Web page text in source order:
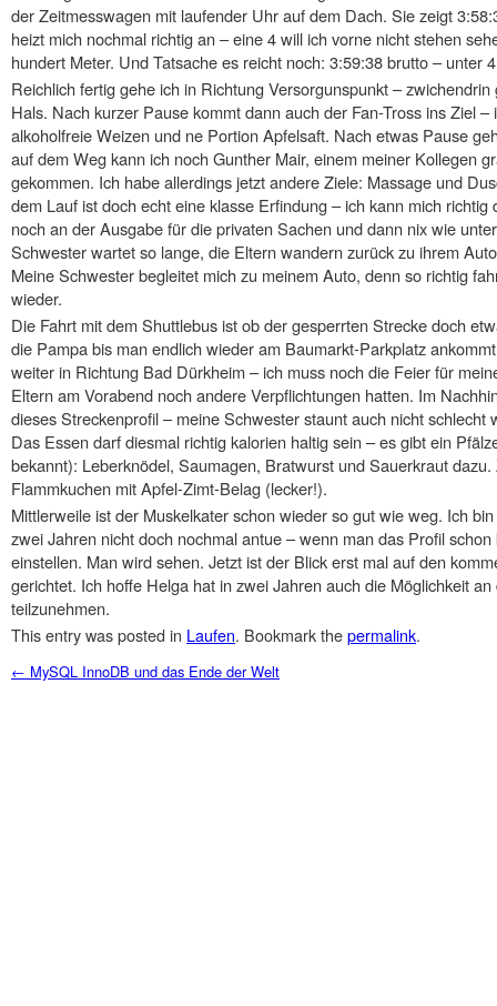
der Zeitmesswagen mit laufender Uhr auf dem Dach. Sie zeigt
heizt mich nochmal richtig an – eine 4 will ich vorne nicht stehen
hundert Meter. Und Tatsache es reicht noch: 3:59:38 brutto – unter
Reichlich fertig gehe ich in Richtung Versorgunspunkt –
Hals. Nach kurzer Pause kommt dann auch der Fan-Tross ins Ziel
alkoholfreie Weizen und ne Portion Apfelsaft. Nach etwas Pause
auf dem Weg kann ich noch Gunther Mair, einem meiner Kollegen
gekommen. Ich habe allerdings jetzt andere Ziele: Massage und
dem Lauf ist doch echt eine klasse Erfindung – ich kann mich
noch an der Ausgabe für die privaten Sachen und dann nix wie
Schwester wartet so lange, die Eltern wandern zurück zu ihrem
Meine Schwester begleitet mich zu meinem Auto, denn so richtig
wieder.
Die Fahrt mit dem Shuttlebus ist ob der gesperrten Strecke doch
die Pampa bis man endlich wieder am Baumarkt-Parkplatz
weiter in Richtung Bad Dürkheim – ich muss noch die Feier für
Eltern am Vorabend noch andere Verpflichtungen hatten. Im
dieses Streckenprofil – meine Schwester staunt auch nicht schlecht
Das Essen darf diesmal richtig kalorien haltig sein – es gibt ein
bekannt): Leberknödel, Saumagen, Bratwurst und Sauerkraut
Flammkuchen mit Apfel-Zimt-Belag (lecker!).
Mittlerweile ist der Muskelkater schon wieder so gut wie weg. Ich
zwei Jahren nicht doch nochmal antue – wenn man das Profil
einstellen. Man wird sehen. Jetzt ist der Blick erst mal auf den
gerichtet. Ich hoffe Helga hat in zwei Jahren auch die Möglichkeit
teilzunehmen.
This entry was posted in Laufen. Bookmark thepermalink.
Post navigation
← MySQL InnoDB und das Ende der Welt